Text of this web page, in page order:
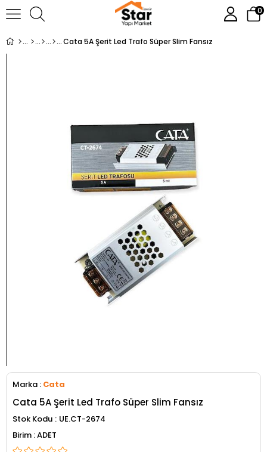
0
Cata 5A Şerit Led Trafo Süper Slim Fansız
Marka : Cata
Cata 5A Şerit Led Trafo Süper Slim Fansız
Stok Kodu
UE.CT-2674
ADET